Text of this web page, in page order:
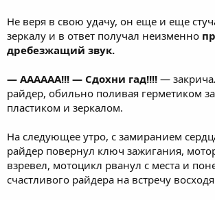
Не веря в свою удачу, он еще и еще
зеркалу и в ответ получал неизменно
дребезжащий звук.
— АААААА!!! — Сдохни гад!!!! —
райдер, обильно поливая герметиком
пластиком и зеркалом.
На следующее утро, с замиранием
райдер повернул ключ зажигания,
взревел, мотоцикл рванул с места и
счастливого райдера на встречу